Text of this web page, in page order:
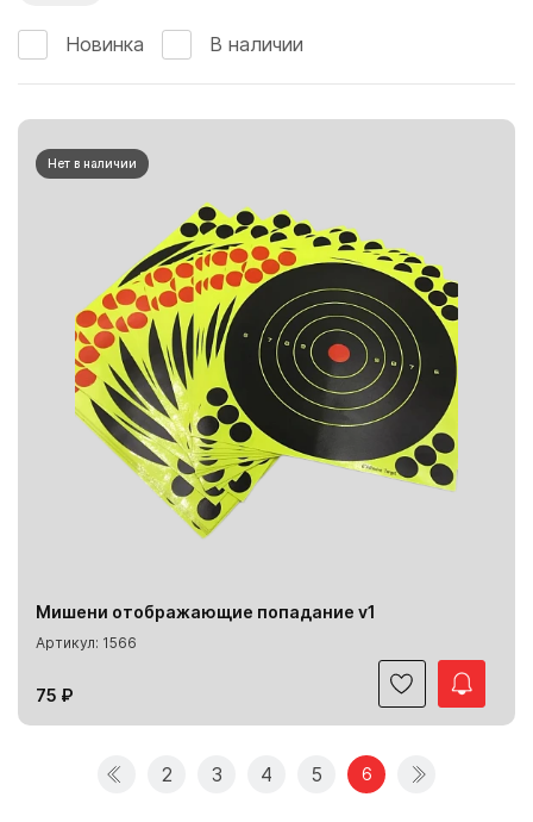
Новинка В наличии
Нет в наличии
Мишени отображающие попадание v1
Артикул: 1566
75 ₽
2 3 4 5 6